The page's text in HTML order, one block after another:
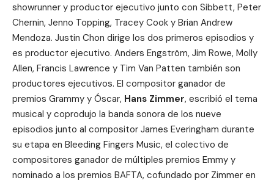
showrunner y productor ejecutivo junto con Sibbett, Peter
Chernin, Jenno Topping, Tracey Cook y Brian Andrew
Mendoza. Justin Chon dirige los dos primeros episodios y
es productor ejecutivo. Anders Engström, Jim Rowe, Molly
Allen, Francis Lawrence y Tim Van Patten también son
productores ejecutivos. El compositor ganador de
premios Grammy y Óscar, Hans Zimmer, escribió el tema
musical y coprodujo la banda sonora de los nueve
episodios junto al compositor James Everingham durante
su etapa en Bleeding Fingers Music, el colectivo de
compositores ganador de múltiples premios Emmy y
nominado a los premios BAFTA, cofundado por Zimmer en